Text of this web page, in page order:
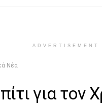
ADVERTISEMENT
Νέα
για τον